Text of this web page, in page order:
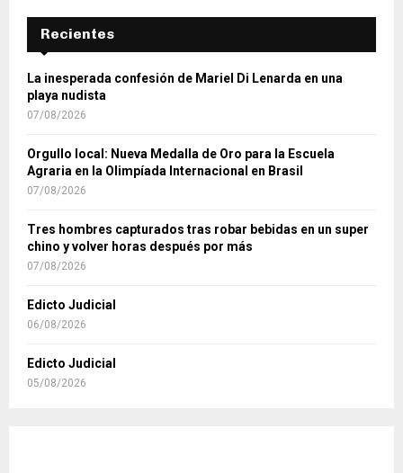
Recientes
La inesperada confesión de Mariel Di Lenarda en una
playa nudista
07/08/2026
Orgullo local: Nueva Medalla de Oro para la Escuela
Agraria en la Olimpíada Internacional en Brasil
07/08/2026
Tres hombres capturados tras robar bebidas en un super
chino y volver horas después por más
07/08/2026
Edicto Judicial
06/08/2026
Edicto Judicial
05/08/2026